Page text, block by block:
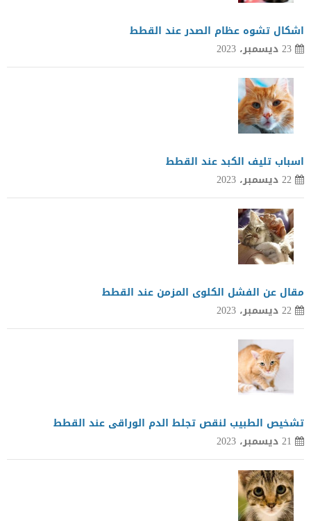
اشكال تشوه عظام الصدر عند القطط
23 ديسمبر، 2023
اسباب تليف الكبد عند القطط
22 ديسمبر، 2023
مقال عن الفشل الكلوى المزمن عند القطط
22 ديسمبر، 2023
تشخيص الطبيب لنقص تجلط الدم الوراقى عند القطط
21 ديسمبر، 2023